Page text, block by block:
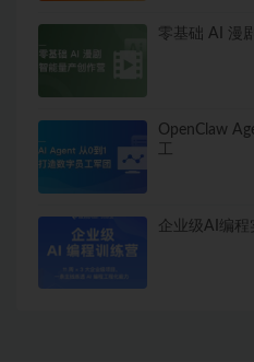
零基础 AI 漫
OpenClaw
工
企业级AI编程